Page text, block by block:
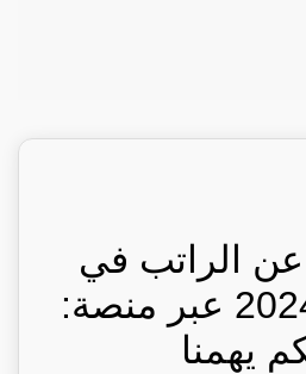
عن الراتب في
السعودية 2024 عبر منصة:
يهمنا